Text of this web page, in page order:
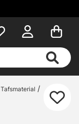
Tafsmaterial